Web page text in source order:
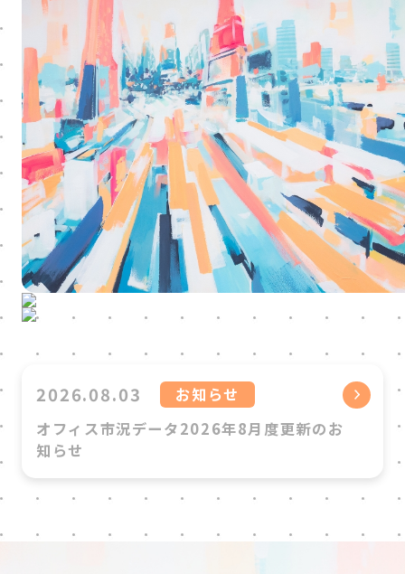
HATARABAリーシング・
プロパティマネジメント
居抜きマッチングサイト
HATARABA居抜き
HATARABAスタートアッ
プ
M＆Aアドバイザリー
ソリューション事業
お知らせ
2026.08.03
オフィス市況データ2026年8月度更新のお
知らせ